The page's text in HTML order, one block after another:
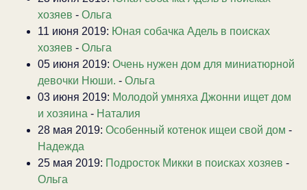
хозяев - Ольга
11 июня 2019: Юная собачка Адель в поисках
хозяев - Ольга
05 июня 2019: Очень нужен дом для миниатюрной
девочки Нюши. - Ольга
03 июня 2019: Молодой умняха Джонни ищет дом
и хозяина - Наталия
28 мая 2019: Особенный котенок ищеи свой дом -
Надежда
25 мая 2019: Подросток Микки в поисках хозяев -
Ольга